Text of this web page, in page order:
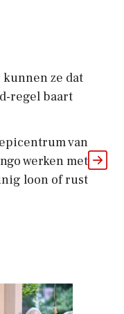
kunnen ze dat
regel baart
van
werken met
loon of rust